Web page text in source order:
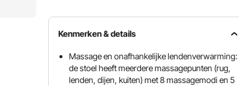
Kenmerken & details
Massage en onafhankelijke lendenverwarming:
de stoel heeft meerdere massagepunten (rug,
lenden, dijen, kuiten) met 8 massagemodi en 5